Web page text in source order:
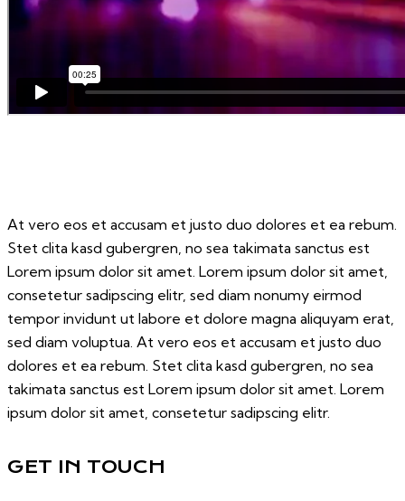
At vero eos et accusam et justo duo dolores et ea rebum.
Stet clita kasd gubergren, no sea takimata sanctus est
Lorem ipsum dolor sit amet. Lorem ipsum dolor sit amet,
consetetur sadipscing elitr, sed diam nonumy eirmod
tempor invidunt ut labore et dolore magna aliquyam erat,
sed diam voluptua. At vero eos et accusam et justo duo
dolores et ea rebum. Stet clita kasd gubergren, no sea
takimata sanctus est Lorem ipsum dolor sit amet. Lorem
ipsum dolor sit amet, consetetur sadipscing elitr.
GET IN TOUCH